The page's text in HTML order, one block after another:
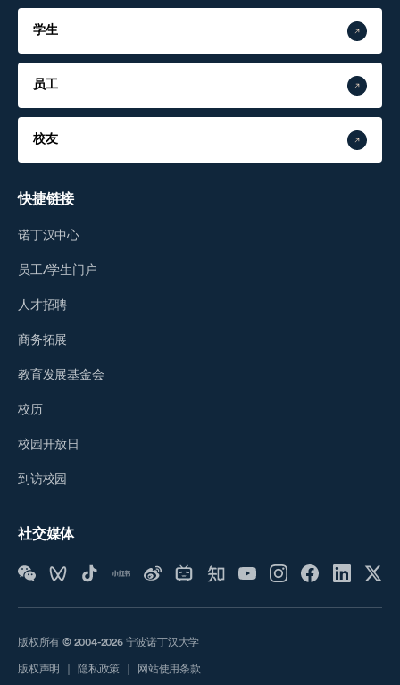
学生
员工
校友
快捷链接
诺丁汉中心
员工/学生门户
人才招聘
商务拓展
教育发展基金会
校历
校园开放日
到访校园
社交媒体
版权所有 © 2004-2026 宁波诺丁汉大学
版权声明 隐私政策 网站使用条款